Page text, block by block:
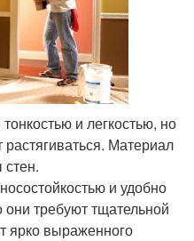
и легкостью, но
Материал
и удобно
требуют тщательной
ярко выраженного